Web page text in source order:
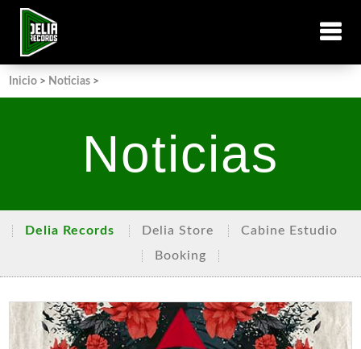
Inicio > Noticias >
Noticias
Delia Records Delia Store
Cabine Estudio
Booking